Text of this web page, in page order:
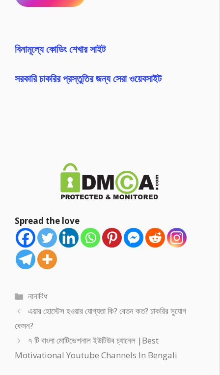
বিনামূল্যে কোডিং শেখার সাইট
সরকারি চাকরির প্রস্তুতির জন্য সেরা ওয়েবসাইট
Spread the love
Categories
নানাবিধ
এয়ার হোস্টেস হওয়ার যোগ্যতা কি? বেতন কত? চাকরির সুযোগ
কেমন?
৭ টি বাংলা মোটিভেশনাল ইউটিউব চ্যানেল |Best
Motivational Youtube Channels In Bengali